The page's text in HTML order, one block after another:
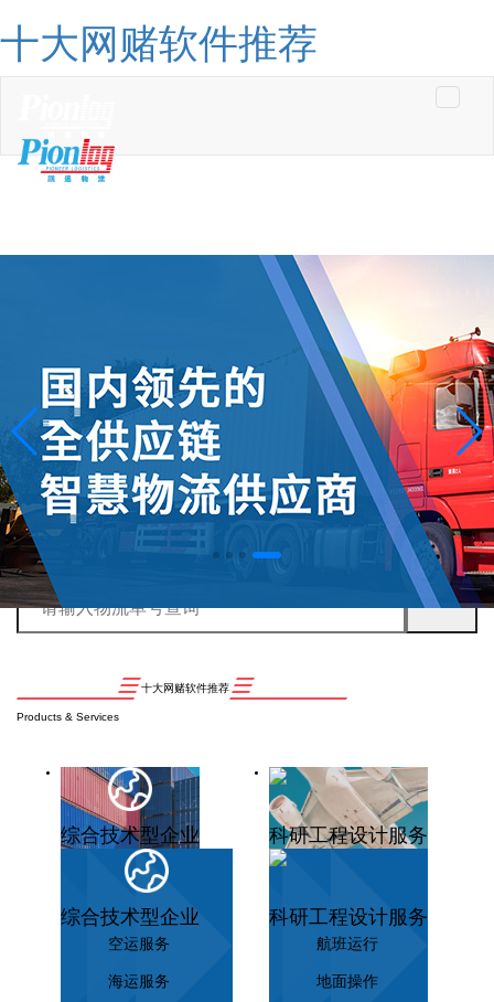
十大网赌软件推荐
十大网赌软件推荐
Products & Services
综合技术型企业
综合技术型企业
空运服务
海运服务
科研工程设计服务
科研工程设计服务
航班运行
地面操作